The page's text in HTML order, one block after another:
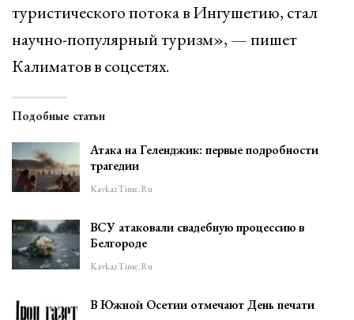
туристического потока в Ингушетию, стал
научно-популярный туризм», — пишет
Калиматов в соцсетях.
Подобные статьи
Атака на Геленджик: первые подробности
трагедии
KavkazTime.ru
ВСУ атаковали свадебную процессию в
Белгороде
KavkazTime.ru
В Южной Осетии отмечают День печати